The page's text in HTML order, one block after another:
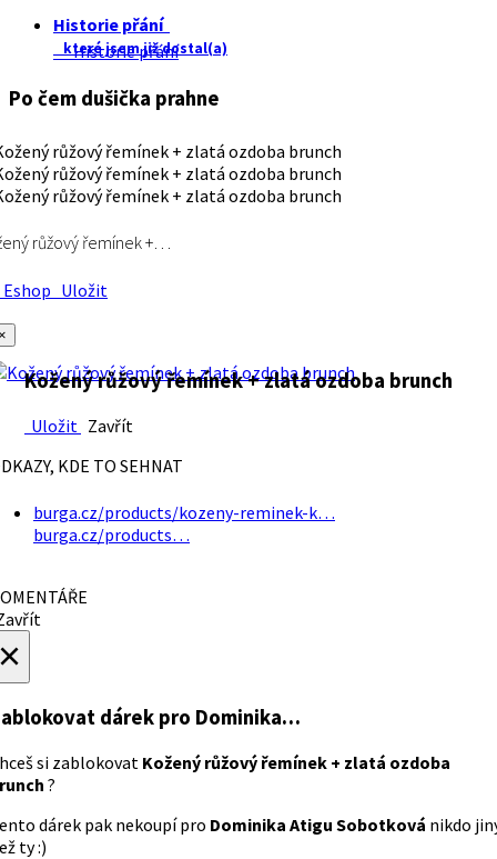
Historie přání
které jsem již dostal(a)
Historie přání
Po čem dušička prahne
růžový řemínek +…
Uložit
Kožený růžový řemínek + zlatá ozdoba brunch
Uložit Zavřít
KDE TO SEHNAT
burga.cz/products/kozeny-reminek-k…
burga.cz/products…
dárek pro Dominika…
si zablokovat Kožený růžový řemínek + zlatá ozdoba
?
dárek pak nekoupí pro Dominika Atigu Sobotková nikdo
ty :)